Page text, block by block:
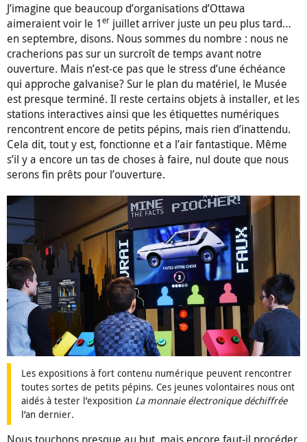
J’imagine que beaucoup d’organisations d’Ottawa
aimeraient voir le 1er juillet arriver juste un peu plus tard…
en septembre, disons. Nous sommes du nombre : nous ne
cracherions pas sur un surcroît de temps avant notre
ouverture. Mais n’est-ce pas que le stress d’une échéance
qui approche galvanise? Sur le plan du matériel, le Musée
est presque terminé. Il reste certains objets à installer, et les
stations interactives ainsi que les étiquettes numériques
rencontrent encore de petits pépins, mais rien d’inattendu.
Cela dit, tout y est, fonctionne et a l’air fantastique. Même
s’il y a encore un tas de choses à faire, nul doute que nous
serons fin prêts pour l’ouverture.
Les expositions à fort contenu numérique peuvent rencontrer
toutes sortes de petits pépins. Ces jeunes volontaires nous ont
aidés à tester l’exposition La monnaie électronique déchiffrée
l’an dernier.